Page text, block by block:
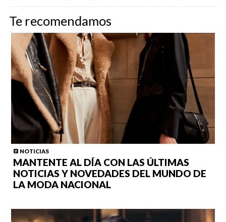
Te recomendamos
NOTICIAS
MANTENTE AL DÍA CON LAS ÚLTIMAS
NOTICIAS Y NOVEDADES DEL MUNDO DE
LA MODA NACIONAL